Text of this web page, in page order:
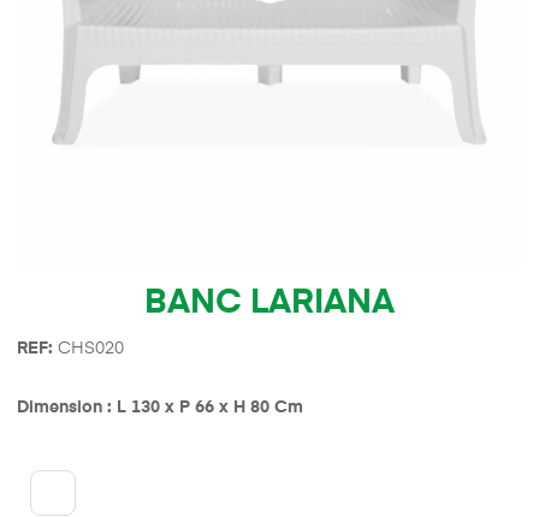
BANC LARIANA
REF: CHS020
Dimension : L 130 x P 66 x H 80 Cm